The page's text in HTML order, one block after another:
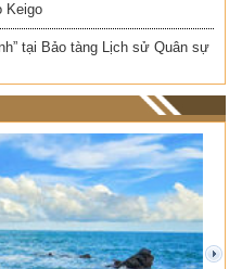
Keigo
tại Bảo tàng Lịch sử Quân sự
next